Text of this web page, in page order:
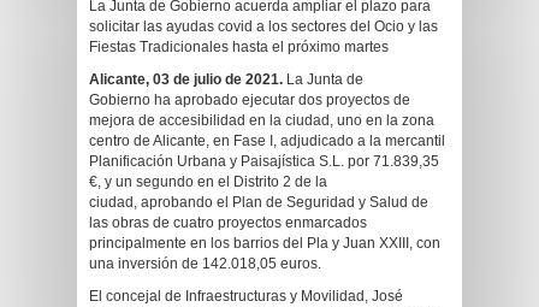
La Junta de Gobierno acuerda ampliar el plazo para
solicitar las ayudas covid a los sectores del Ocio y las
Fiestas Tradicionales hasta el próximo martes
Alicante, 03 de julio de 2021. La Junta de
Gobierno ha aprobado ejecutar dos proyectos de
mejora de accesibilidad en la ciudad, uno en la zona
centro de Alicante, en Fase I, adjudicado a la mercantil
Planificación Urbana y Paisajística S.L. por 71.839,35
€, y un segundo en el Distrito 2 de la
ciudad, aprobando el Plan de Seguridad y Salud de
las obras de cuatro proyectos enmarcados
principalmente en los barrios del Pla y Juan XXIII, con
una inversión de 142.018,05 euros.
El concejal de Infraestructuras y Movilidad, José